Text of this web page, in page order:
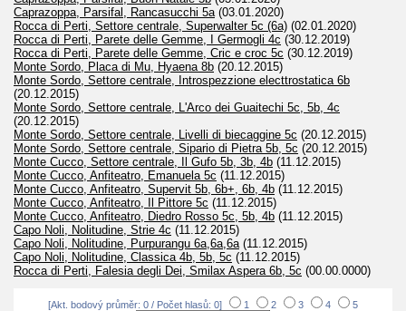
Caprazoppa, Parsifal, Rancasucchi 5a (03.01.2020)
Rocca di Perti, Settore centrale, Superwalter 5c (6a) (02.01.2020)
Rocca di Perti, Parete delle Gemme, I Germogli 4c (30.12.2019)
Rocca di Perti, Parete delle Gemme, Cric e croc 5c (30.12.2019)
Monte Sordo, Placa di Mu, Hyaena 8b (20.12.2015)
Monte Sordo, Settore centrale, Introspezzione electtrostatica 6b
(20.12.2015)
Monte Sordo, Settore centrale, L'Arco dei Guaitechi 5c, 5b, 4c
(20.12.2015)
Monte Sordo, Settore centrale, Livelli di biecaggine 5c (20.12.2015)
Monte Sordo, Settore centrale, Sipario di Pietra 5b, 5c (20.12.2015)
Monte Cucco, Settore centrale, Il Gufo 5b, 3b, 4b (11.12.2015)
Monte Cucco, Anfiteatro, Emanuela 5c (11.12.2015)
Monte Cucco, Anfiteatro, Supervit 5b, 6b+, 6b, 4b (11.12.2015)
Monte Cucco, Anfiteatro, Il Pittore 5c (11.12.2015)
Monte Cucco, Anfiteatro, Diedro Rosso 5c, 5b, 4b (11.12.2015)
Capo Noli, Nolitudine, Strie 4c (11.12.2015)
Capo Noli, Nolitudine, Purpurangu 6a,6a,6a (11.12.2015)
Capo Noli, Nolitudine, Classica 4b, 5b, 5c (11.12.2015)
Rocca di Perti, Falesia degli Dei, Smilax Aspera 6b, 5c (00.00.0000)
[Akt. bodový průměr: 0 / Počet hlasů: 0] 1 2 3 4 5